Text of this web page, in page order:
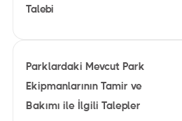
Talebi
Parklardaki Mevcut Park
Ekipmanlarının Tamir ve
Bakımı ile İlgili Talepler